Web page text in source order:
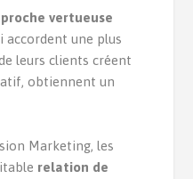
vertueuse
accordent une plus
leurs clients créent
obtiennent un
Marketing, les
relation de